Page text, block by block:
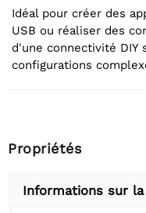
Idéal pour créer des
USB ou réaliser des
d'une connectivité DIY
configurations
Propriétés
Informations sur